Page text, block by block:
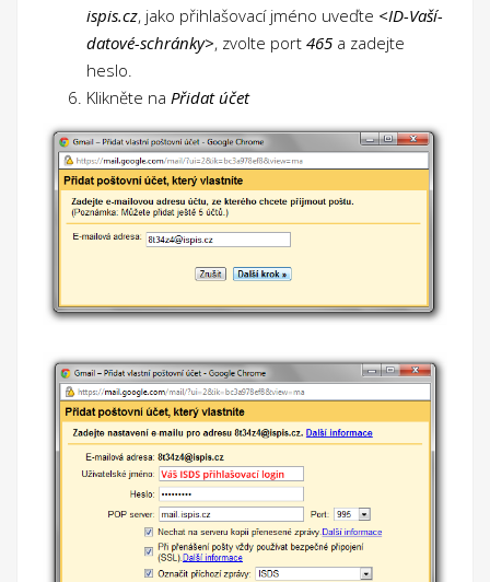
ispis.cz, jako přihlašovací jméno uveďte <ID-Vaší-
datové-schránky>, zvolte port 465 a zadejte
heslo.
Klikněte na Přidat účet